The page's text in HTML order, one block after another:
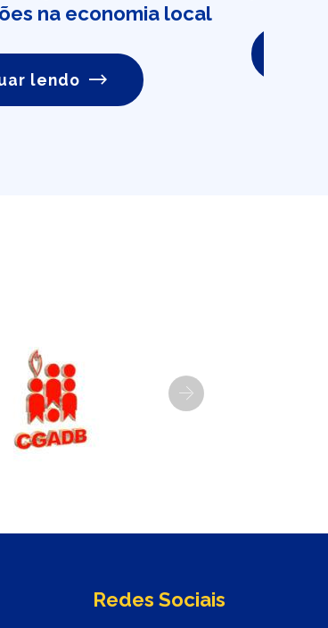
na economia local
lendo
Next
Redes Sociais